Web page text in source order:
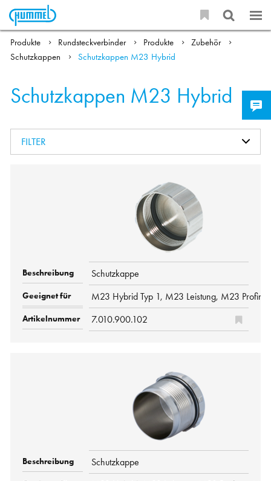
Produkte Rundsteckverbinder Produkte
Zubehör
Schutzkappen
Schutzkappen M23 Hybrid
Schutzkappen M23 Hybrid
FILTER
Schutzkappe
M23 Hybrid Typ 1, M23 Leistung, M23
7.010.900.102
Schutzkappe